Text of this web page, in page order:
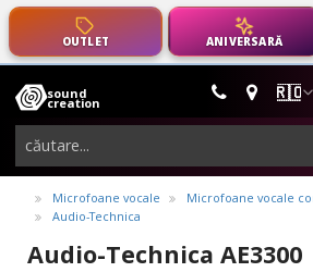
OUTLET ANIVERSARĂ
🇷🇴
sound
creation
instrumente
muzicale,
echipamente
pro-
audio
Microfoane vocale
Microfoane vocale
Audio-Technica
Audio-Technica AE3300